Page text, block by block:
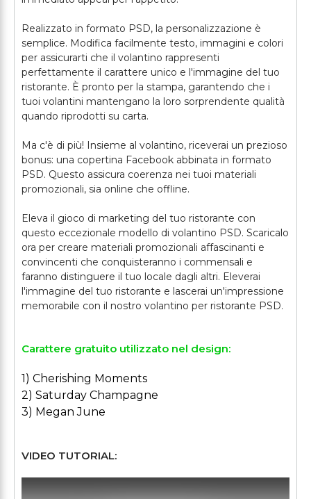
Realizzato in formato PSD, la personalizzazione è
semplice. Modifica facilmente testo, immagini e colori
per assicurarti che il volantino rappresenti
perfettamente il carattere unico e l'immagine del tuo
ristorante. È pronto per la stampa, garantendo che i
tuoi volantini mantengano la loro sorprendente qualità
quando riprodotti su carta.
Ma c'è di più! Insieme al volantino, riceverai un prezioso
bonus: una copertina Facebook abbinata in formato
PSD. Questo assicura coerenza nei tuoi materiali
promozionali, sia online che offline.
Eleva il gioco di marketing del tuo ristorante con
questo eccezionale modello di volantino PSD. Scaricalo
ora per creare materiali promozionali affascinanti e
convincenti che conquisteranno i commensali e
faranno distinguere il tuo locale dagli altri. Eleverai
l'immagine del tuo ristorante e lascerai un'impressione
Carattere gratuito utilizzato nel design:
1) Cherishing Moments
2) Saturday Champagne
3) Megan June
VIDEO TUTORIAL: